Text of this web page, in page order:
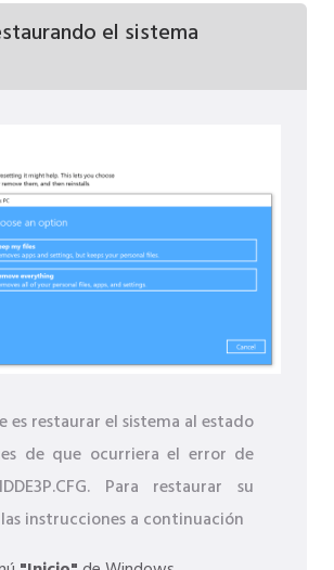
el sistema
restaurar el sistema al estado
de que ocurriera el error de
Para restaurar su
instrucciones a continuación